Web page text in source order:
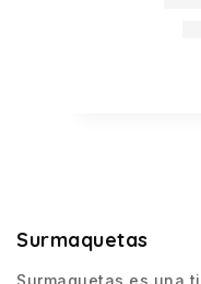
Surmaquetas
Surmaquetas es una